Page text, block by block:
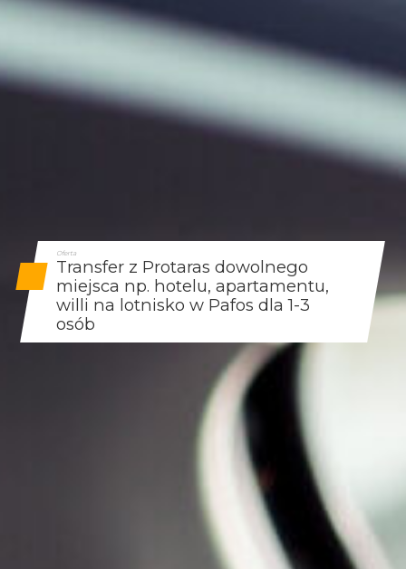
Oferta
Transfer z Protaras dowolnego
miejsca np. hotelu, apartamentu,
willi na lotnisko w Pafos dla 1-3
osób